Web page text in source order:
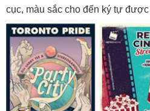
cục, màu sắc cho đến ký tự